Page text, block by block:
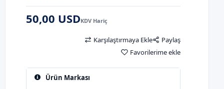
50,00 USDKDV Hariç
Ürün Markası
Karşılaştırmaya Ekle
Paylaş
Favorilerime ekle